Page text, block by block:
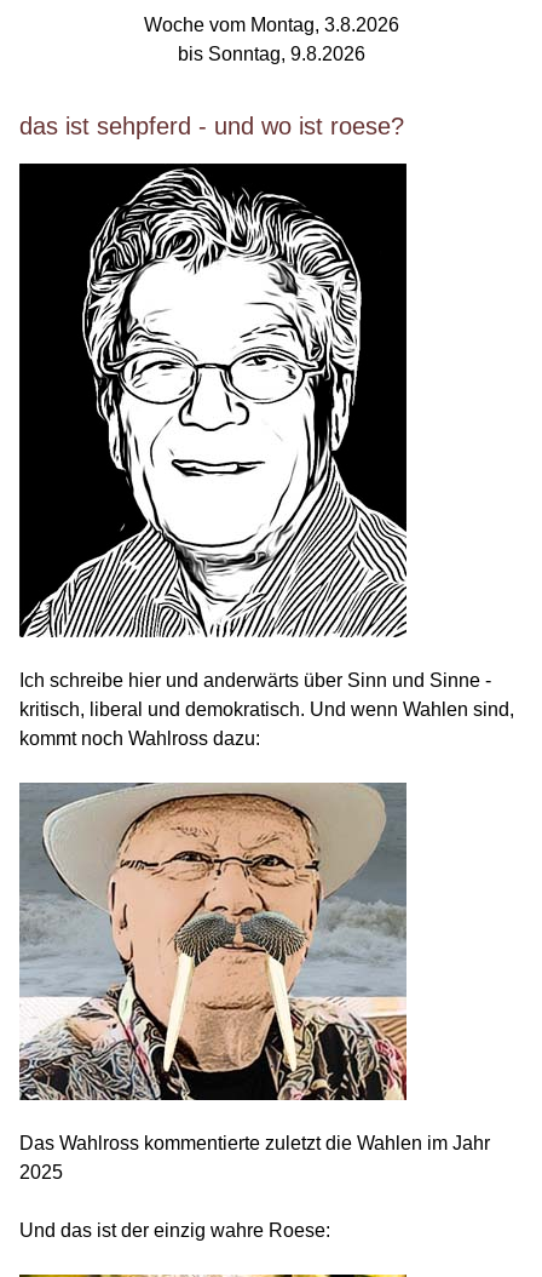
Woche vom Montag, 3.8.2026
bis Sonntag, 9.8.2026
das ist sehpferd - und wo ist roese?
Ich schreibe hier und anderwärts über Sinn und Sinne -
kritisch, liberal und demokratisch. Und wenn Wahlen sind,
kommt noch Wahlross dazu:
Das Wahlross kommentierte zuletzt die Wahlen im Jahr
2025
Und das ist der einzig wahre Roese: